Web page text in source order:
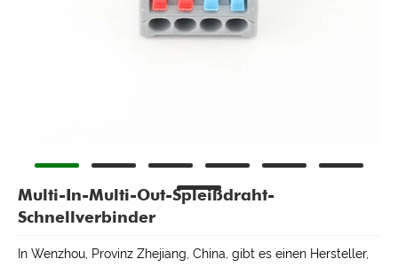
Multi-In-Multi-Out-Spleißdraht-
Schnellverbinder
In Wenzhou, Provinz Zhejiang, China, gibt es einen Hersteller,